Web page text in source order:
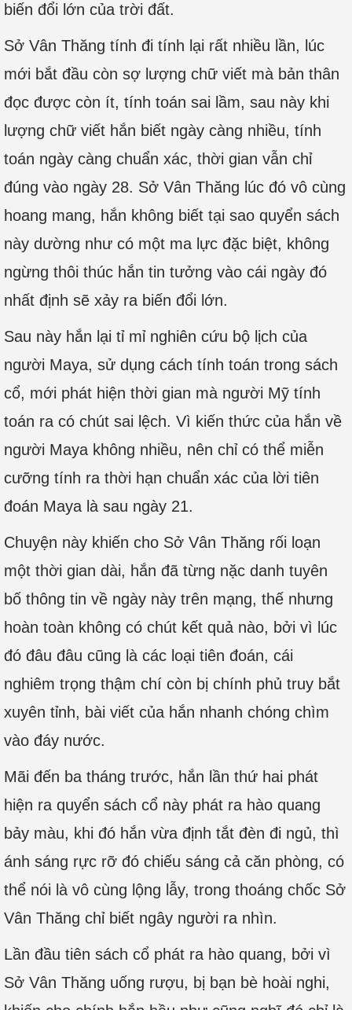
biến đổi lớn của trời đất.
Sở Vân Thăng tính đi tính lại rất nhiều lần, lúc
mới bắt đầu còn sợ lượng chữ viết mà bản thân
đọc được còn ít, tính toán sai lầm, sau này khi
lượng chữ viết hắn biết ngày càng nhiều, tính
toán ngày càng chuẩn xác, thời gian vẫn chỉ
đúng vào ngày 28. Sở Vân Thăng lúc đó vô cùng
hoang mang, hắn không biết tại sao quyển sách
này dường như có một ma lực đặc biệt, không
ngừng thôi thúc hắn tin tưởng vào cái ngày đó
nhất định sẽ xảy ra biến đổi lớn.
Sau này hắn lại tỉ mỉ nghiên cứu bộ lịch của
người Maya, sử dụng cách tính toán trong sách
cổ, mới phát hiện thời gian mà người Mỹ tính
toán ra có chút sai lệch. Vì kiến thức của hắn về
người Maya không nhiều, nên chỉ có thể miễn
cưỡng tính ra thời hạn chuẩn xác của lời tiên
đoán Maya là sau ngày 21.
Chuyện này khiến cho Sở Vân Thăng rối loạn
một thời gian dài, hắn đã từng nặc danh tuyên
bố thông tin về ngày này trên mạng, thế nhưng
hoàn toàn không có chút kết quả nào, bởi vì lúc
đó đâu đâu cũng là các loại tiên đoán, cái
nghiêm trọng thậm chí còn bị chính phủ truy bắt
xuyên tỉnh, bài viết của hắn nhanh chóng chìm
vào đáy nước.
Mãi đến ba tháng trước, hắn lần thứ hai phát
hiện ra quyển sách cổ này phát ra hào quang
bảy màu, khi đó hắn vừa định tắt đèn đi ngủ, thì
ánh sáng rực rỡ đó chiếu sáng cả căn phòng, có
thể nói là vô cùng lộng lẫy, trong thoáng chốc Sở
Vân Thăng chỉ biết ngây người ra nhìn.
Lần đầu tiên sách cổ phát ra hào quang, bởi vì
Sở Vân Thăng uống rượu, bị bạn bè hoài nghi,